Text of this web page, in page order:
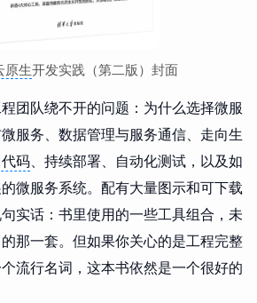
原生开发实践（第二版）封面
团队绕不开的问题：为什么选择微服
服务、数据管理与服务通信、走向生
码、持续部署、自动化测试，以及如
微服务系统。配有大量图示和可下载
实话：书里使用的一些工具组合，未
那一套。但如果你关心的是工程完整
流行名词，这本书依然是一个很好的